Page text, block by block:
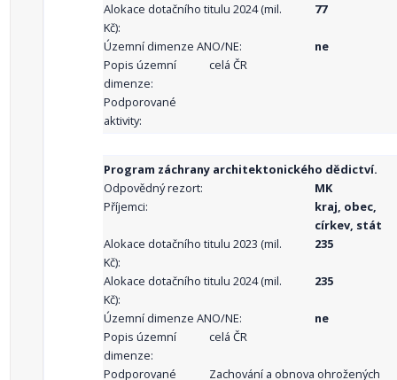
Alokace dotačního titulu 2024 (mil.
Kč):
77
Územní dimenze ANO/NE:
ne
Popis územní
dimenze:
celá ČR
Podporované
aktivity:
Program záchrany architektonického dědictví.
Odpovědný rezort:
MK
Příjemci:
kraj, obec,
církev, stát
Alokace dotačního titulu 2023 (mil.
Kč):
235
Alokace dotačního titulu 2024 (mil.
Kč):
235
Územní dimenze ANO/NE:
ne
Popis územní
dimenze:
celá ČR
Podporované
Zachování a obnova ohrožených